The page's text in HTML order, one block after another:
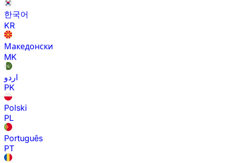
한국어
KR
Македонски
MK
اردو
PK
Polski
PL
Português
PT